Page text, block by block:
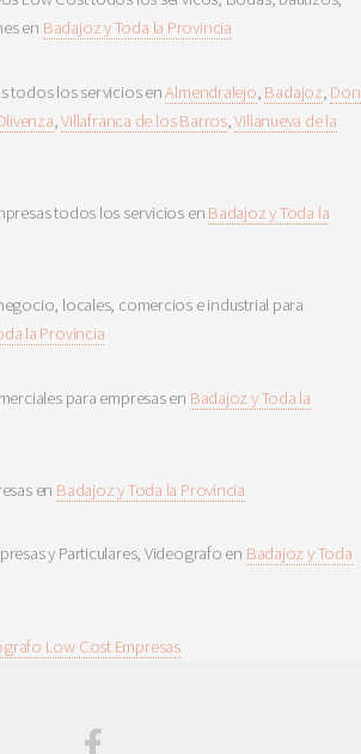
en Badajoz y Toda la Provincia
todos los servicios enAlmendralejo, Badajoz, Don
,Villafranca de los Barros,Villanueva de la
todos los servicios en Badajoz y Toda la
locales, comercios e industrial para
la Provincia
para empresas en Badajoz y Toda la
en Badajoz y Toda la Provincia
y Particulares, Videografo en Badajoz y Toda
Low Cost Empresas